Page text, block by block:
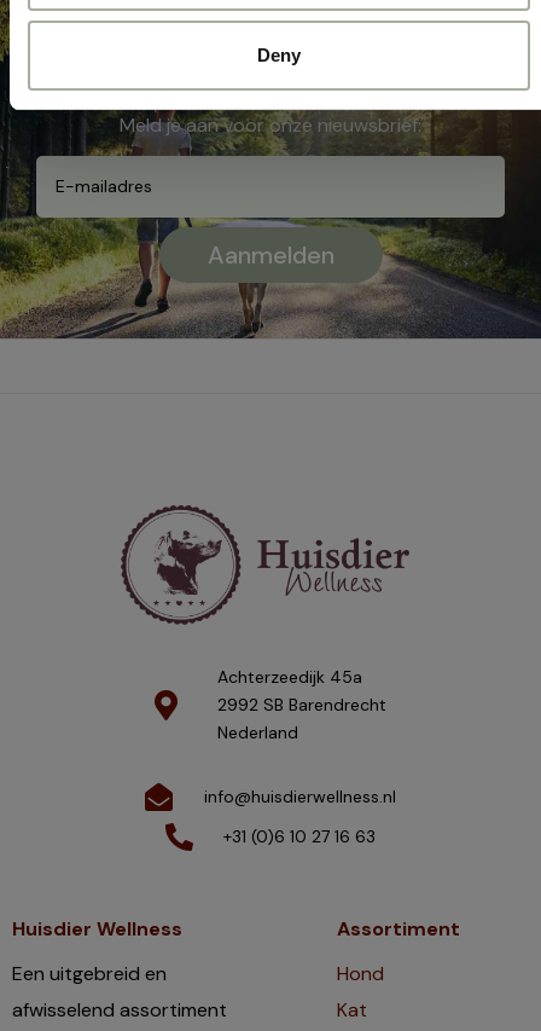
Deny
en nieuws meer!
Meld je aan voor onze nieuwsbrief:
Achterzeedijk 45a
2992 SB Barendrecht
Nederland
info@huisdierwellness.nl
+31 (0)6 10 27 16 63
Huisdier Wellness
Een uitgebreid en
afwisselend assortiment
Assortiment
Hond
Kat